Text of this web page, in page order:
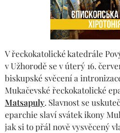
V řeckokatolické katedrále
v Užhorodě se v úterý 16.
biskupské svěcení a
Mukačevské řeckokatolické
Matsapuly. Slavnost se
eparchie slaví svátek ikony
jak si to přál nově vysvěcený